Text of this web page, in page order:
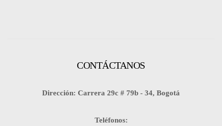
CONTÁCTANOS
Dirección: Carrera 29c # 79b - 34, Bogotá
Teléfonos: